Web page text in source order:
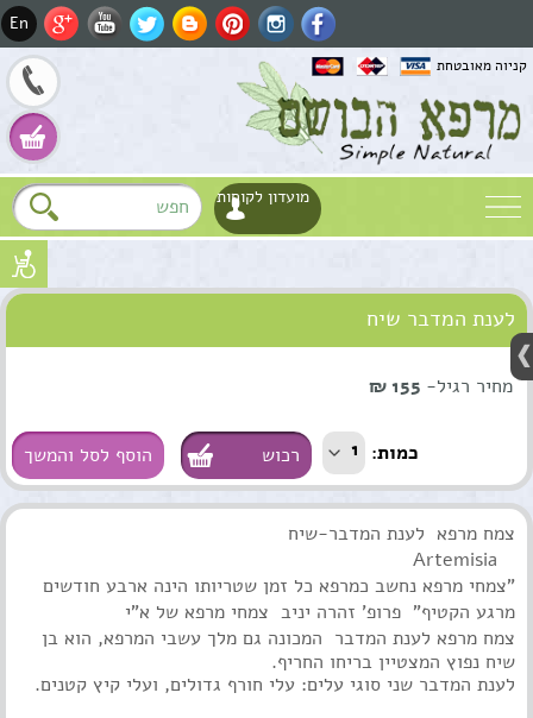
En
קניוה מאובטחת
מועדון לקוחות
לענת המדבר שיח
מחיר רגיל- 155 ₪
כמות: 1 הוסף לסל והמשך
צמח מרפא לענת המדבר-שיח
Artemisia
"צמחי מרפא נחשב כמרפא כל זמן שטריותו הינה ארבע חודשים
מרגע הקטיף" פרופ' זהרה יניב צמחי מרפא של א"י
צמח מרפא לענת המדבר המכונה גם מלך עשבי המרפא, הוא בן
שיח נפוץ המצטיין בריחו החריף.
לענת המדבר שני סוגי עלים: עלי חורף גדולים, ועלי קיץ קטנים.